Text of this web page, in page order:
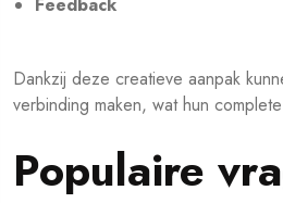
Dankzij deze creatieve aanpak
verbinding maken, wat hun
Populaire